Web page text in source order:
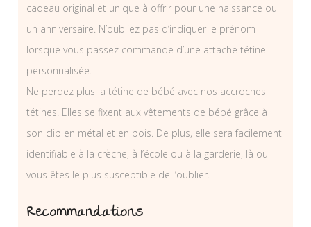
cadeau original et unique à offrir pour une naissance ou
un anniversaire. N’oubliez pas d’indiquer le prénom
lorsque vous passez commande d’une attache tétine
personnalisée.
Ne perdez plus la tétine de bébé avec nos accroches
tétines. Elles se fixent aux vêtements de bébé grâce à
son clip en métal et en bois. De plus, elle sera facilement
identifiable à la crèche, à l’école ou à la garderie, là ou
vous êtes le plus susceptible de l’oublier.
Recommandations